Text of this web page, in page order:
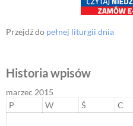
Przejdź do pełnej liturgii dnia
Historia wpisów
marzec 2015
P
W Ś C